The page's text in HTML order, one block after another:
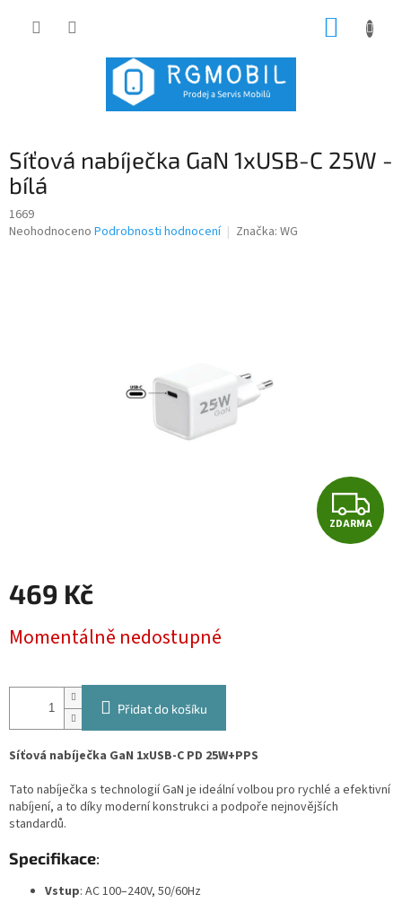
Síťová nabíječka GaN 1xUSB-C 25W -
bílá
1669
Průměrné
Neohodnoceno Podrobnosti hodnocení Značka: WG
Z
D
ZDARMA
469 Kč
cena:
Momentálně nedostupné
Přidat do košíku
Síťová nabíječka GaN 1xUSB-C PD 25W+PPS
Tato nabíječka s technologií GaN je ideální volbou pro rychlé a efektivní
nabíjení, a to díky moderní konstrukci a podpoře nejnovějších
standardů.
Specifikace:
Vstup: AC 100–240V, 50/60Hz